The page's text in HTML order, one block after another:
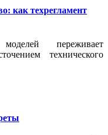
как техрегламент
переживает
технического